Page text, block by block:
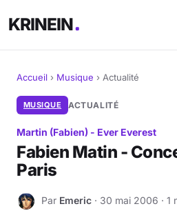
KRINEIN
Cinéma
Séries
Manga
BD
Accueil › Musique › Actualité
MUSIQUE ACTUALITÉ
Martin (Fabien) - Ever Everest
Fabien Matin -
Paris
E Par Emeric · 30 mai 2006 · 1